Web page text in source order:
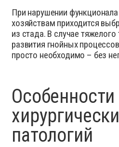
При нарушении
хозяйствам приходится
из стада. В случае тяжелого
развития гнойных
просто необходимо – без
патологий